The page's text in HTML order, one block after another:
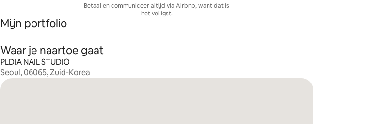
Betaal en communiceer altijd via Airbnb, want dat is
het veiligst.
Mijn portfolio
Waar je naartoe gaat
PLDIA NAIL STUDIO
Seoul, 06065, Zuid-Korea